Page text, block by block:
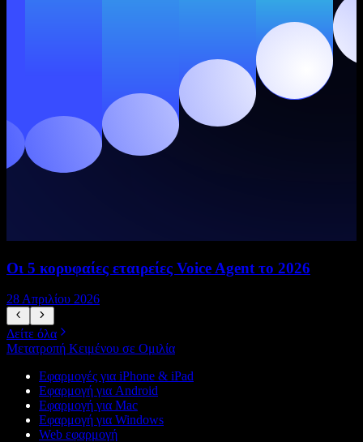
Οι 5 κορυφαίες εταιρείες Voice Agent το 2026
28 Απριλίου 2026
Δείτε όλα
Μετατροπή Κειμένου σε Ομιλία
Εφαρμογές για iPhone & iPad
Εφαρμογή για Android
Εφαρμογή για Mac
Εφαρμογή για Windows
Web εφαρμογή